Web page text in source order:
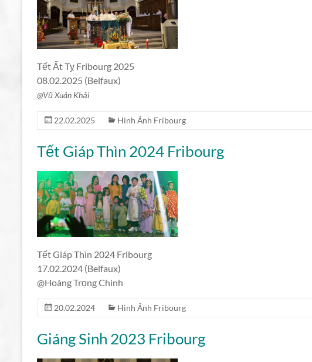
Tết Ất Tỵ Fribourg 2025
08.02.2025 (Belfaux)
@Vũ Xuân Khải
22.02.2025 Hình Ảnh Fribourg
Tết Giáp Thìn 2024 Fribourg
Tết Giáp Thìn 2024 Fribourg
17.02.2024 (Belfaux)
@Hoàng Trọng Chinh
20.02.2024 Hình Ảnh Fribourg
Giáng Sinh 2023 Fribourg